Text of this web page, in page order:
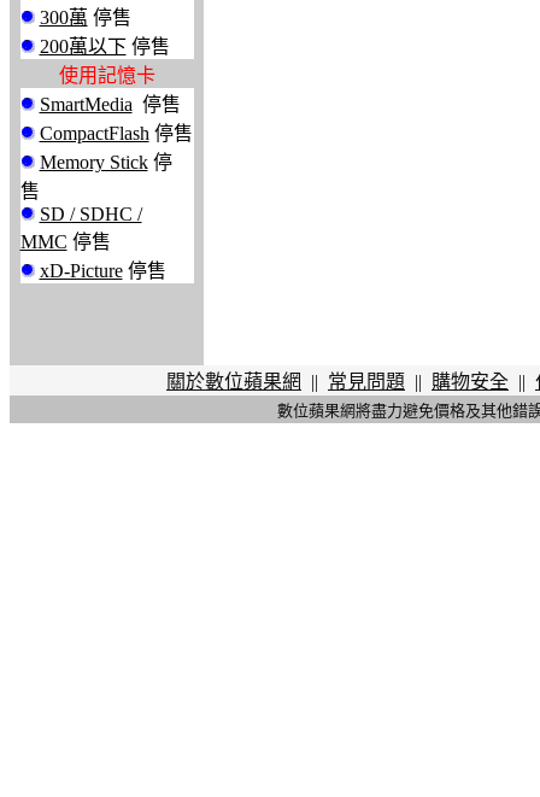
300萬 停售
200萬以下停售
使用記憶卡
SmartMedia 停售
CompactFlash 停售
Memory Stick停
售
SD / SDHC /
MMC 停售
xD-Picture停售
關於數位蘋果網 || 常見問題 || 購物安全 ||
數位蘋果網將盡力避免價格及其他錯